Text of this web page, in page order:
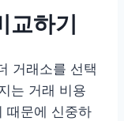
교하기
거래소를 선택
는 거래 비용
때문에 신중하